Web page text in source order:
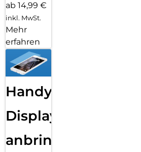
ab 14,99 €
inkl. MwSt.
Mehr
erfahren
Handy
Displayfolie
anbringen